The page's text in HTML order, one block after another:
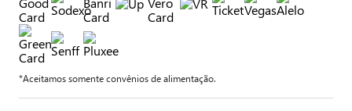
*Aceitamos somente convênios de alimentação.